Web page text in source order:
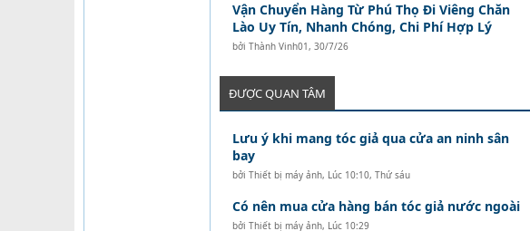
Vận Chuyển Hàng Từ Phú Thọ Đi Viêng Chăn
Lào Uy Tín, Nhanh Chóng, Chi Phí Hợp Lý
bởi Thành Vinh01, 30/7/26
ĐƯỢC QUAN TÂM
Lưu ý khi mang tóc giả qua cửa an ninh sân
bay
bởi Thiết bị máy ảnh, Lúc 10:10, Thứ sáu
Có nên mua cửa hàng bán tóc giả nước ngoài
bởi Thiết bị máy ảnh, Lúc 10:29